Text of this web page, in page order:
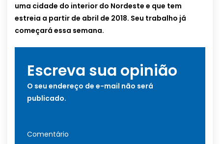
uma cidade do interior do Nordeste e que tem
estreia a partir de abril de 2018. Seu trabalho já
começará essa semana.
Escreva sua opinião
O seu endereço de e-mail não será
publicado.
Comentário